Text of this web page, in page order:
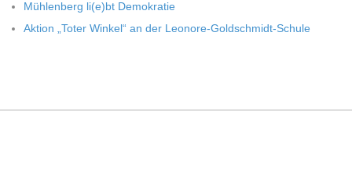
Müh­len­berg li(e)bt Demokratie
Aktion „Toter Win­kel“ an der Leonore-Goldschmidt-Schule